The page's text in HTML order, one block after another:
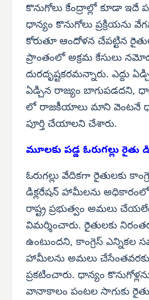
కొనుగోలు కేంద్రాల్లో కూడా ఇదే
ధాన్యం కొనుగోలు ప్రక్రియను
కోరుతూ ఆందోళన చేపట్టిన
ప్రాంతంలో అక్రమ కేసులు
దురదృష్టకరమన్నారు. ఎద్దు
ఏడ్చిన రాజ్యం బాగుపడదని,
లో రాజకీయాలు మాని వెంటనే
పూర్తి చేయాలని చేశారు.
మూలకు పడ్డ ఓరుగల్లు రైతు
ఓరుగల్లు వేదికగా రైతులకు
డిక్లరేషన్ హామీలను
రాష్ట్ర ప్రభుత్వం అమలు
విమర్శించారు. రైతులకు
ఉంటుందని, కాంగ్రెస్
హామీలను అమలు
ప్రకటించారు. ధాన్యం
వానాకాలం పంటల సాగుకు